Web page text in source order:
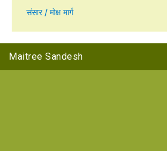
संसार / मोक्ष मार्ग
Maitree Sandesh